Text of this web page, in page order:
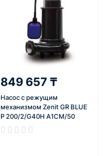
849 657 ₸
Насос с режущим
механизмом Zenit GR BLUE
P 200/2/G40H A1CM/50